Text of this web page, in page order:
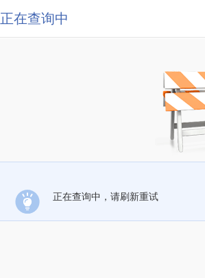
正在查询中
正在查询中，请刷新重试